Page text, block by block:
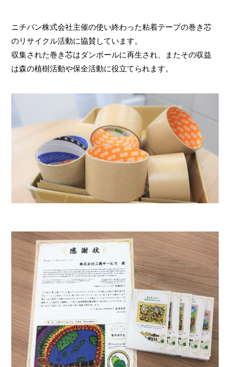
ニチバン株式会社主催の使い終わった粘着テープの巻き芯
のリサイクル活動に協賛しています。
収集された巻き芯はダンボールに再生され、またその収益
は森の植樹活動や保全活動に役立てられます。